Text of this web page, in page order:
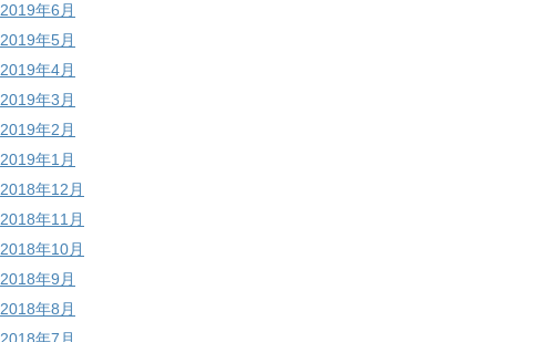
2019年6月
2019年5月
2019年4月
2019年3月
2019年2月
2019年1月
2018年12月
2018年11月
2018年10月
2018年9月
2018年8月